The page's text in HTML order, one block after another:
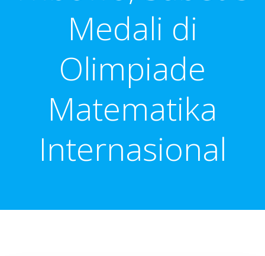
Medali di
Olimpiade
Matematika
Internasional